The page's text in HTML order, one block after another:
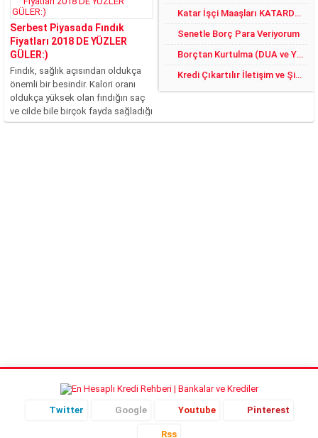
Serbest Piyasada Fındık
Fiyatları 2018 DE YÜZLER
GÜLER:)
Fındık, sağlık açısından oldukça
önemli bir besindir. Kalori oranı
oldukça yüksek olan fındığın saç
ve cilde bile birçok fayda sağladığı
herkes tarafından biliniyor. Bu
Katar İşçi Maaşları KATARDAN KREDİ ALMAK
Senetle Borç Para Veriyorum
Borçtan Kurtulma (DUA ve YÖNTEMLER)
Kredi Çıkartılır İletişim ve Şikayet
Twitter Google Youtube Pinterest
Rss